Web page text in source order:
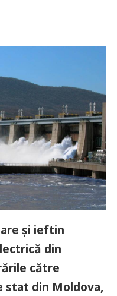
și ieftin
din
către
stat din Moldova,